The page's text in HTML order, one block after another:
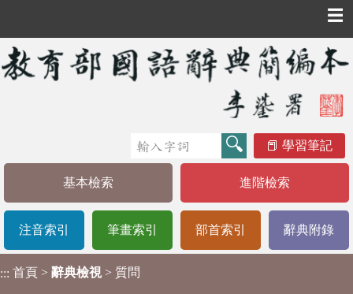
☰
學習筆記
基本檢索 進階檢索
注音索引 筆畫索引 部首索引 辭典附錄
::: 首頁 > 辭典檢視 > 質問